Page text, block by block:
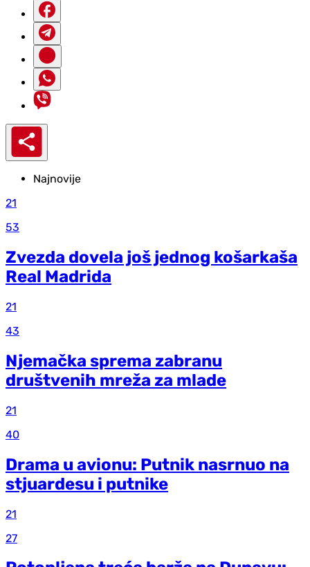
Najnovije
21
53
Zvezda dovela još jednog košarkaša
Real Madrida
21
43
Njemačka sprema zabranu
društvenih mreža za mlade
21
40
Drama u avionu: Putnik nasrnuo na
stjuardesu i putnike
21
27